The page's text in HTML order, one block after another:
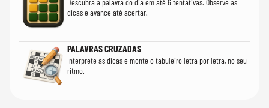
Descubra a palavra do dia em até 6 tentativas. Observe as
dicas e avance até acertar.
PALAVRAS CRUZADAS
Interprete as dicas e monte o tabuleiro letra por letra, no seu
ritmo.